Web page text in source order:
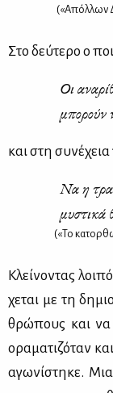
(«Απόλλων
Στο δεύ­τε­ρο ο
Οι
μπο­ρούν
και στη
Να η τρα­νή,
μυ­στι­κά
(«Το
Κλεί­νο­ντας
χε­ται με τη
θρώ­πους και να
ορα­μα­τι­ζό­ταν
αγω­νί­στη­κε.